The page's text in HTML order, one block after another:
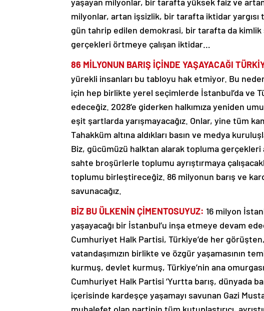
milyonlar, artan işsizlik, bir tarafta iktidar yargısı
gün tahrip edilen demokrasi, bir tarafta da
gerçekleri örtmeye çalışan iktidar…
86 MİLYONUN BARIŞ İÇİNDE YAŞAYACAĞI
yürekli insanları bu tabloyu hak etmiyor. Bu
için hep birlikte yerel seçimlerde İstanbul’da ve
edeceğiz. 2028’e giderken halkımıza yeniden
eşit şartlarda yarışmayacağız. Onlar, yine tüm
Tahakküm altına aldıkları basın ve medya
Biz, gücümüzü halktan alarak topluma gerçekleri
sahte broşürlerle toplumu ayrıştırmaya
toplumu birleştireceğiz. 86 milyonun barış ve
savunacağız.
BİZ BU ÜLKENİN ÇİMENTOSUYUZ: 16 milyon
yaşayacağı bir İstanbul’u inşa etmeye devam
Cumhuriyet Halk Partisi, Türkiye’de her
vatandaşımızın birlikte ve özgür yaşamasının
kurmuş, devlet kurmuş, Türkiye’nin ana
Cumhuriyet Halk Partisi ‘Yurtta barış, dünyada
içerisinde kardeşçe yaşamayı savunan Gazi